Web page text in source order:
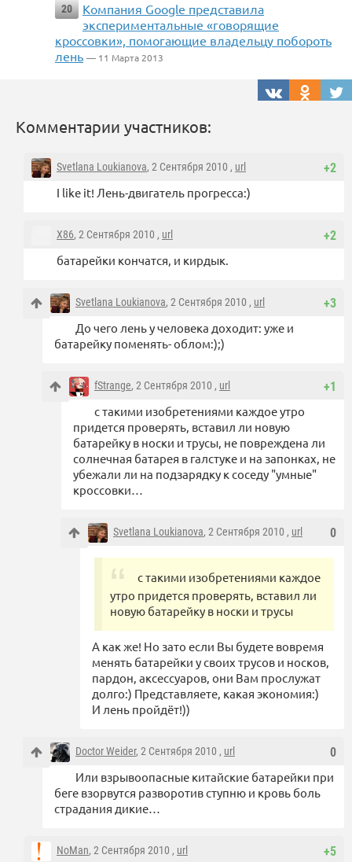
20
Компания Google представила
экспериментальные «говорящие
кроссовки», помогающие владельцу побороть
лень — 11 Марта 2013
Комментарии участников:
+2
Svetlana Loukianova, 2 Сентября 2010 , url
I like it! Лень-двигатель прогресса:)
+2
X86, 2 Сентября 2010 , url
батарейки кончатся, и кирдык.
+3
Svetlana Loukianova, 2 Сентября 2010 , url
До чего лень у человека доходит: уже и
батарейку поменять- облом:);)
+1
fStrange, 2 Сентября 2010 , url
с такими изобретениями каждое утро
придется проверять, вставил ли новую
батарейку в носки и трусы, не повреждена ли
солнечная батарея в галстуке и на запонках, не
убежали ли на подзарядку к соседу "умные"
кроссовки…
0
Svetlana Loukianova, 2 Сентября 2010 , url
с такими изобретениями каждое
утро придется проверять, вставил ли
новую батарейку в носки и трусы
А как же! Но зато если Вы будете вовремя
менять батарейки у своих трусов и носков,
пардон, аксессуаров, они Вам прослужат
долго:) Представляете, какая экономия:)
И лень пройдёт!))
0
Doctor Weider, 2 Сентября 2010 , url
Или взрывоопасные китайские батарейки при
беге взорвутся разворотив ступню и кровь боль
страдания дикие…
+5
NoMan, 2 Сентября 2010 , url